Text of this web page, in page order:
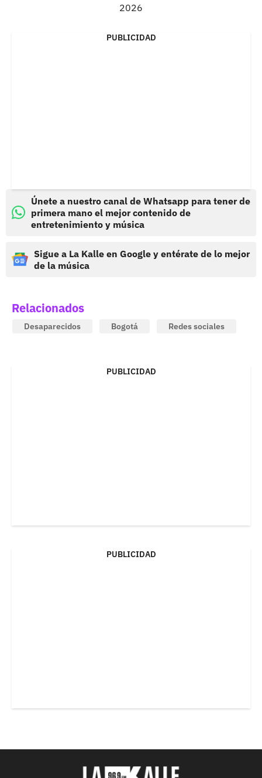
2026
PUBLICIDAD
Únete a nuestro canal de Whatsapp para tener de
primera mano el mejor contenido de
entretenimiento y música
Sigue a La Kalle en Google y entérate de lo mejor
de la música
Relacionados
Desaparecidos Bogotá Redes sociales
PUBLICIDAD
PUBLICIDAD